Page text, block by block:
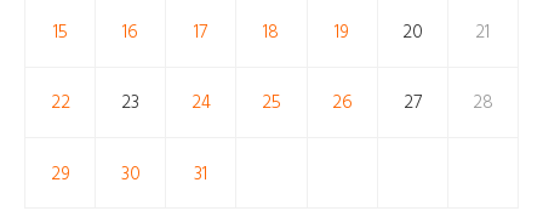
15 16 17 18 19 20 21
22 23 24 25 26 27 28
29 30 31